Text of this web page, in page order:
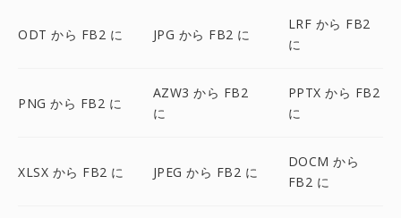
ODT から FB2 に JPG から FB2 に
LRF から FB2
に
PNG から FB2 に
AZW3 から FB2
に
PPTX から FB2
に
XLSX から FB2 に JPEG から FB2 に
DOCM から
FB2 に